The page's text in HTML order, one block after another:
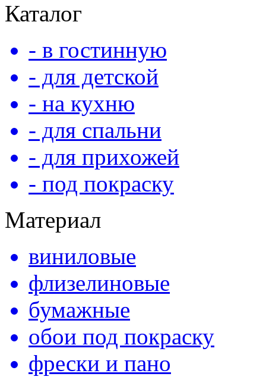
Каталог
- в гостинную
- для детской
- на кухню
- для спальни
- для прихожей
- под покраску
Материал
виниловые
флизелиновые
бумажные
обои под покраску
фрески и пано